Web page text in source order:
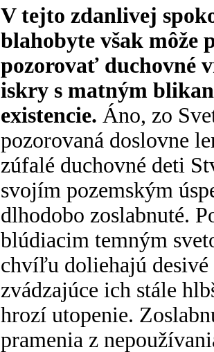
V tejto zdanlivej
blahobyte však
pozorovať duchovné
iskry s matným
existencie. Áno, zo
pozorovaná doslovne
zúfalé duchovné deti
svojím pozemským
dlhodobo zoslabnuté.
blúdiacim temným
chvíľu doliehajú desivé
zvádzajúce ich stále
hrozí utopenie.
pramenia z